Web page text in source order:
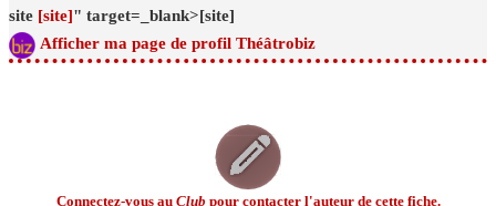
site [site]" target=_blank>[site]
Afficher ma page de profil Théâtrobiz
Connectez-vous au Club pour contacter l'auteur de cette fiche.